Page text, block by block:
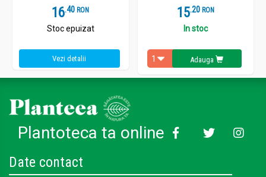
16.4 RON
Stoc epuizat
Vezi detalii
15.2 RON
In stoc
Adauga
Plantoteca ta online
Date contact